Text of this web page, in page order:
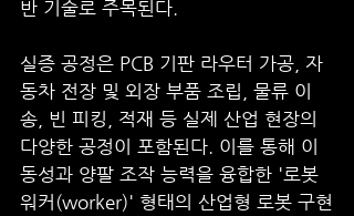
반 기술로 주목된다.
실증 공정은 PCB 기판 라우터 가공, 자
동차 전장 및 외장 부품 조립, 물류 이
송, 빈 피킹, 적재 등 실제 산업 현장의
다양한 공정이 포함된다. 이를 통해 이
동성과 양팔 조작 능력을 융합한 '로봇
워커(worker)' 형태의 산업형 로봇 구현